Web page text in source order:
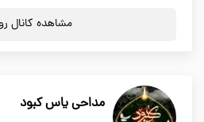
مشاهده کانال
مداحی یاس کبود